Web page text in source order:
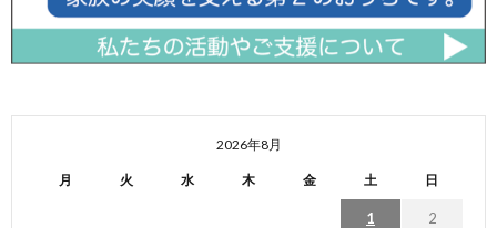
2026年8月
月 火 水 木 金 土 日
1 2